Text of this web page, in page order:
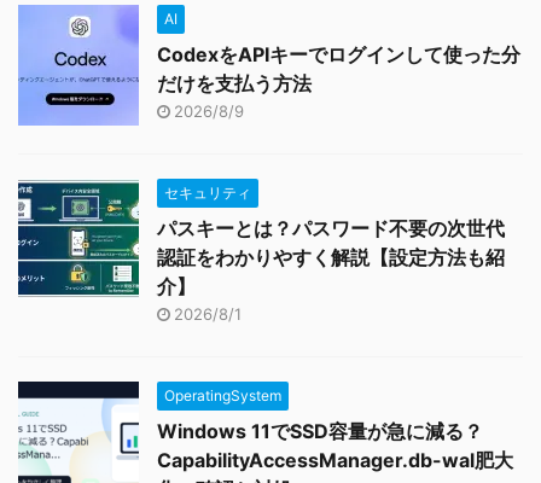
AI
CodexをAPIキーでログインして使った分
だけを支払う方法
2026/8/9
セキュリティ
パスキーとは？パスワード不要の次世代
認証をわかりやすく解説【設定方法も紹
介】
2026/8/1
OperatingSystem
Windows 11でSSD容量が急に減る？
CapabilityAccessManager.db-wal肥大